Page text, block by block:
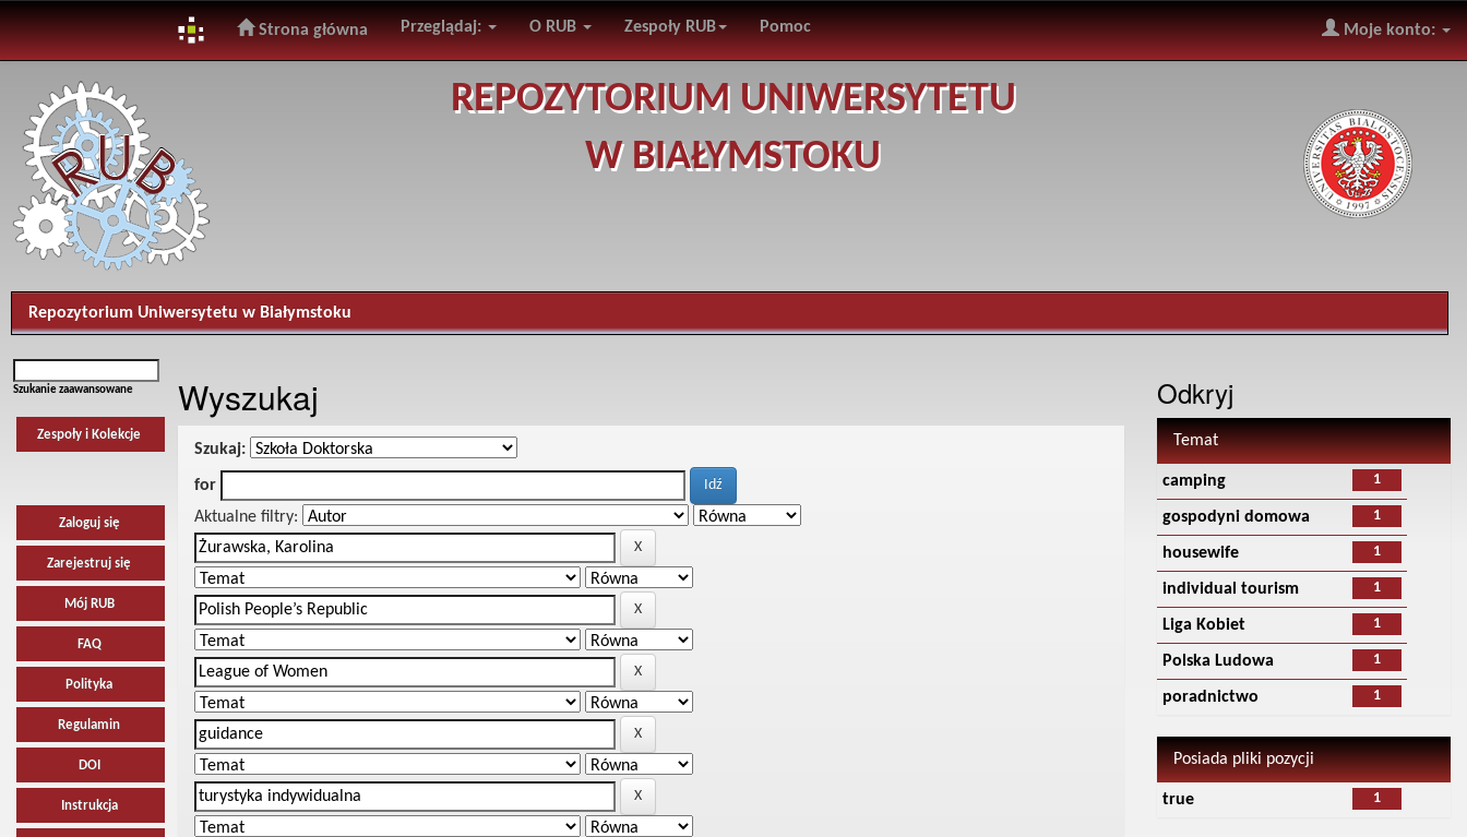
navigation
Strona główna Przeglądaj: O RUB Zespoły RUB Pomoc Moje konto:
REPOZYTORIUM UNIWERSYTETU
W BIAŁYMSTOKU
Repozytorium Uniwersytetu w Białymstoku
Szukanie zaawansowane
Zespoły i Kolekcje
Zaloguj się
Zarejestruj się
Mój RUB
FAQ
Polityka
Regulamin
DOI
Instrukcja
Wyszukaj
Szukaj:
for
Aktualne filtry:
Odkryj
Temat
1
camping
1
gospodyni domowa
1
housewife
1
individual tourism
1
Liga Kobiet
1
Polska Ludowa
1
poradnictwo
Posiada pliki pozycji
1
true